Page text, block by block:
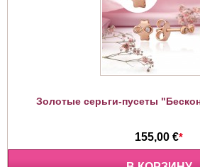
Золотые серьги-пусеты
155,00 €*